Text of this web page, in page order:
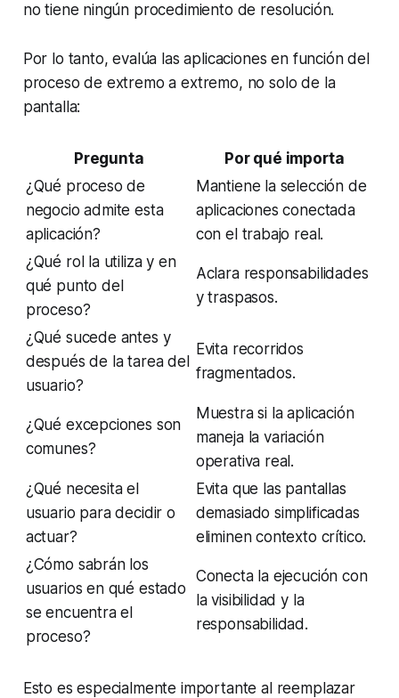
no tiene ningún procedimiento de resolución.
Por lo tanto, evalúa las aplicaciones en función del
proceso de extremo a extremo, no solo de la
pantalla:
Pregunta
Por qué importa
¿Qué proceso de
negocio admite esta
aplicación?
Mantiene la selección de
aplicaciones conectada
con el trabajo real.
¿Qué rol la utiliza y en
qué punto del
proceso?
Aclara responsabilidades
y traspasos.
¿Qué sucede antes y
después de la tarea del
usuario?
Evita recorridos
fragmentados.
¿Qué excepciones son
comunes?
Muestra si la aplicación
maneja la variación
operativa real.
¿Qué necesita el
usuario para decidir o
actuar?
Evita que las pantallas
demasiado simplificadas
eliminen contexto crítico.
¿Cómo sabrán los
usuarios en qué estado
se encuentra el
proceso?
Conecta la ejecución con
la visibilidad y la
responsabilidad.
Esto es especialmente importante al reemplazar